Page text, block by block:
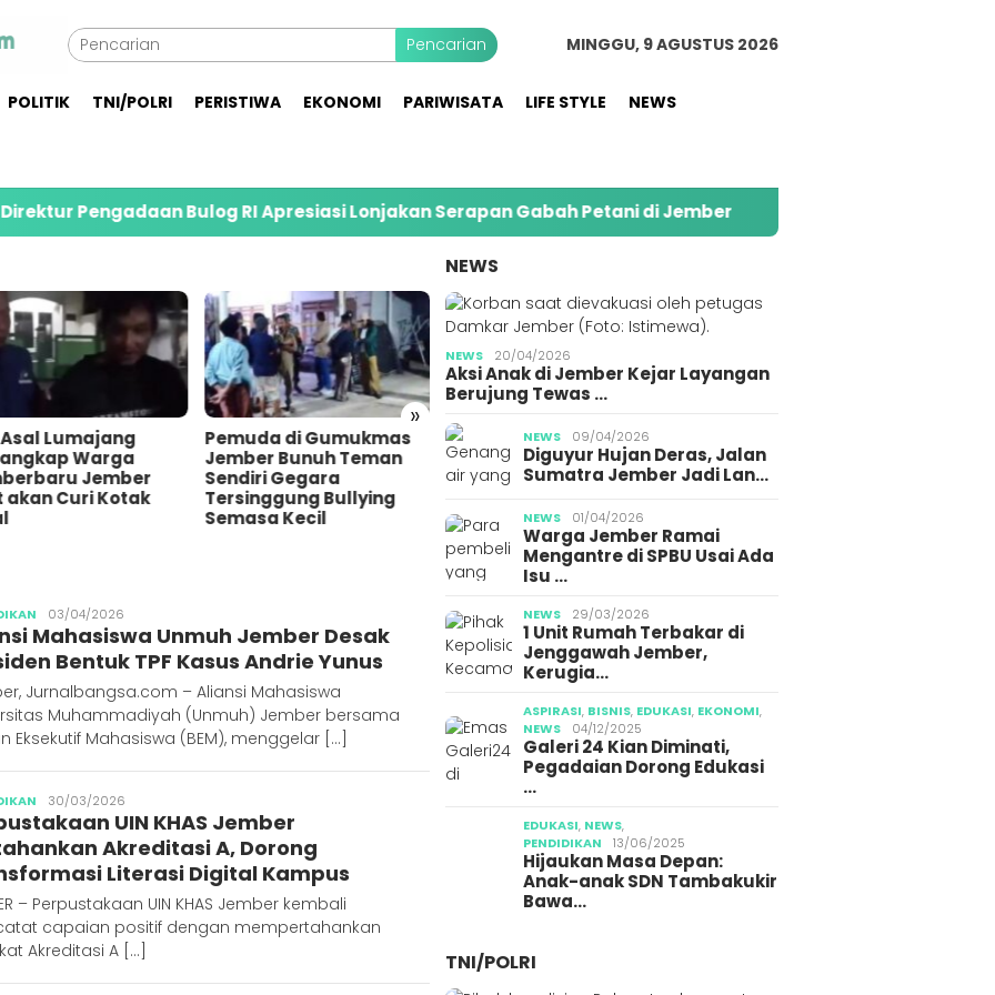
Pencarian MINGGU, 9 AGUSTUS 2026
POLITIK TNI/POLRI PERISTIWA EKONOMI PARIWISATA LIFE STYLE NEWS
Bulog RI Apresiasi Lonjakan Serapan Gabah Petani di Jember Kolaborasi Alfamart dan Sweety
»
Lumajang
Warga
Jember
akan Curi Kotak
Pemuda di Gumukmas
Jember Bunuh Teman
Sendiri Gegara
Tersinggung Bullying
Semasa Kecil
Bareskrim Polri Tangkap
10 Orang Diduga
Penimbun BBM Subsidi di
3 Pemuda Terduga
Gegerkan Warga
Publisher
03/04/2026
Mahasiswa Unmuh Jember Desak
Bentuk TPF Kasus Andrie Yunus
Jurnalbangsa.com – Aliansi Mahasiswa
Muhammadiyah (Unmuh) Jember bersama
Eksekutif Mahasiswa (BEM), menggelar […]
Abdus
Syakur
30/03/2026
UIN KHAS Jember
Akreditasi A, Dorong
Literasi Digital Kampus
– Perpustakaan UIN KHAS Jember kembali
capaian positif dengan mempertahankan
Akreditasi A […]
NEWS
NEWS 20/04/2026
Aksi Anak di Jember Kejar Layangan
Berujung Tewas …
NEWS 09/04/2026
Diguyur Hujan Deras, Jalan
Sumatra Jember Jadi Lan…
NEWS 01/04/2026
Warga Jember Ramai
Mengantre di SPBU Usai Ada
Isu …
NEWS 29/03/2026
1 Unit Rumah Terbakar di
Jenggawah Jember,
Kerugia…
ASPIRASI, BISNIS, EDUKASI, EKONOMI,
NEWS
04/12/2025
Galeri 24 Kian Diminati,
Pegadaian Dorong Edukasi
…
EDUKASI, NEWS,
PENDIDIKAN
13/06/2025
Hijaukan Masa Depan:
Anak-anak SDN Tambakukir
Bawa…
TNI/POLRI